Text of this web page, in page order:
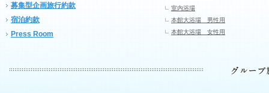
募集型企画旅行約款
宿泊約款
Press Room
室内浴場
本館大浴場 男性用
本館大浴場 女性用